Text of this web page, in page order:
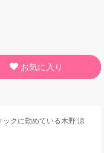
お気に入り
クに勤めている木野 涼